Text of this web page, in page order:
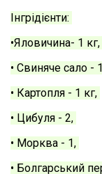
Інгрідієнти:
•Яловичина- 1 кг,
• Свиняче сало -
• Картопля - 1 кг,
• Цибуля - 2,
• Морква - 1,
• Болгарський